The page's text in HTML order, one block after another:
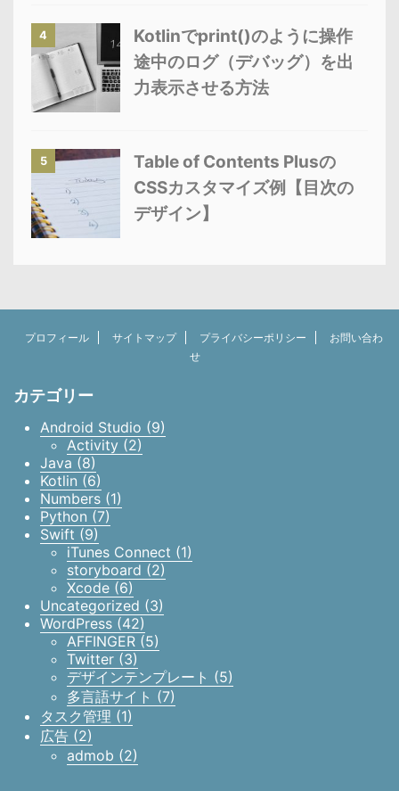
4
Kotlinでprint()のように操作
途中のログ（デバッグ）を出
力表示させる方法
5
Table of Contents Plusの
CSSカスタマイズ例【目次の
デザイン】
プロフィール サイトマップ プライバシーポリシー
お問い合わ
せ
カテゴリー
Android Studio (9)
Activity (2)
Java (8)
Kotlin (6)
Numbers (1)
Python (7)
Swift (9)
iTunes Connect (1)
storyboard (2)
Xcode (6)
Uncategorized (3)
WordPress (42)
AFFINGER (5)
Twitter (3)
デザインテンプレート (5)
多言語サイト (7)
タスク管理 (1)
広告 (2)
admob (2)